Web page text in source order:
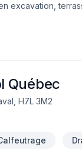
excavation,
Québec
H7L 3M2